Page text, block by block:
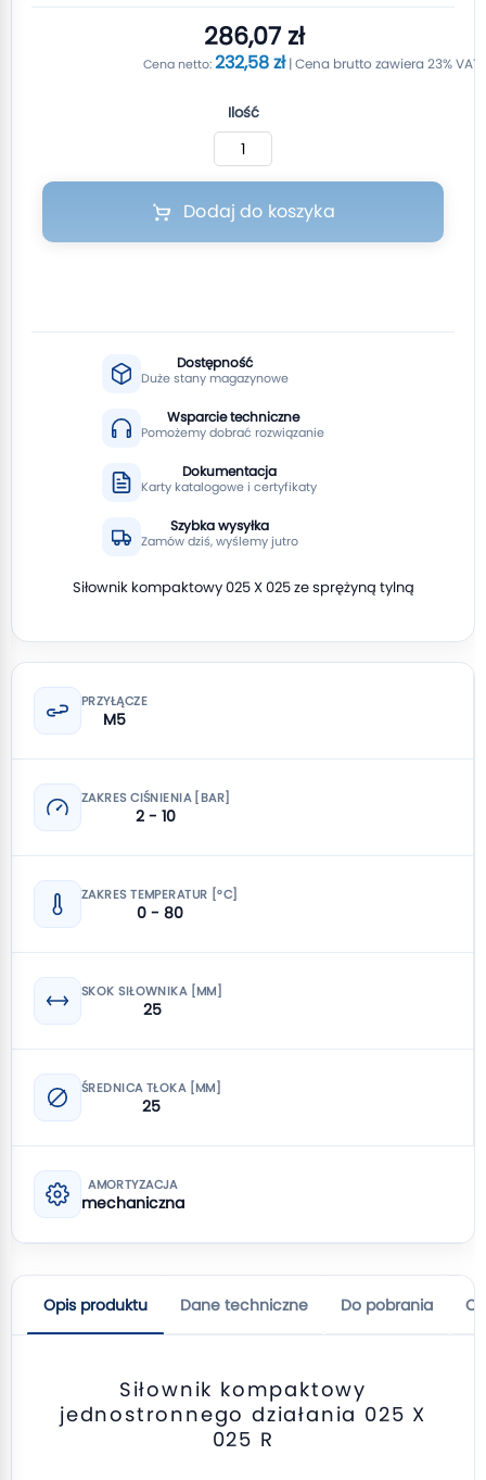
286,07 zł
232,58 zł
Ilość
Dodaj do koszyka
Dostępność
Duże stany magazynowe
Wsparcie techniczne
Pomożemy dobrać rozwiązanie
Dokumentacja
Karty katalogowe i certyfikaty
Szybka wysyłka
Zamów dziś, wyślemy jutro
Siłownik kompaktowy 025 X 025 ze sprężyną tylną
PRZYŁĄCZE
M5
ZAKRES CIŚNIENIA [BAR]
2 - 10
ZAKRES TEMPERATUR [°C]
0 - 80
SKOK SIŁOWNIKA [MM]
25
ŚREDNICA TŁOKA [MM]
25
AMORTYZACJA
mechaniczna
Opis produktu Dane techniczne Do pobrania
Siłownik kompaktowy
jednostronnego działania 025 X
025 R